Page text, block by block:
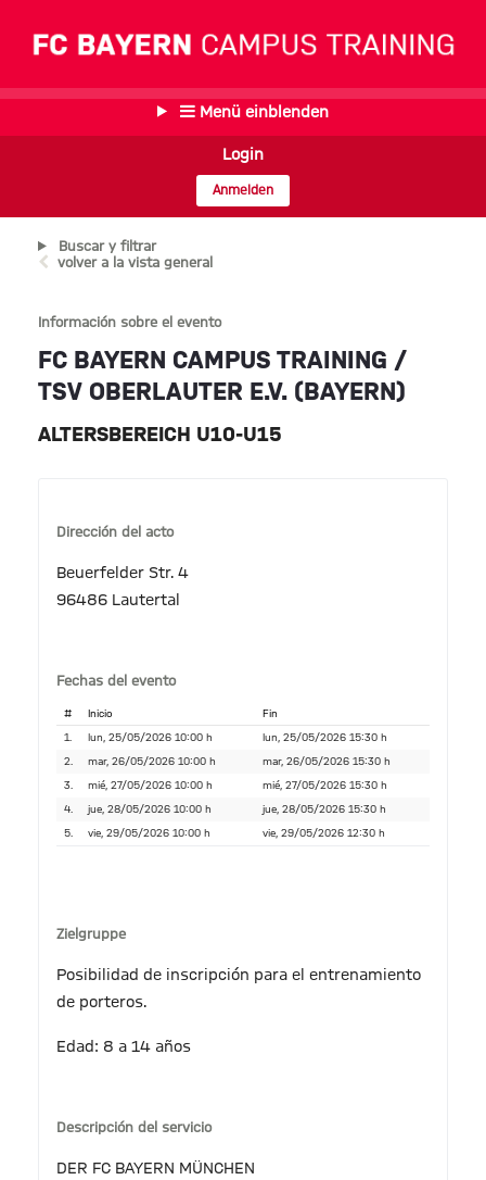
Menü einblenden
Login
Anmelden
Buscar y filtrar
volver a la vista general
Información sobre el evento
FC BAYERN CAMPUS TRAINING /
TSV OBERLAUTER E.V. (BAYERN)
ALTERSBEREICH U10-U15
Dirección del acto
Beuerfelder Str. 4
96486 Lautertal
Fechas del evento
# Inicio Fin
1. lun, 25/05/2026 10:00 h lun, 25/05/2026 15:30 h
2. mar, 26/05/2026 10:00 h mar, 26/05/2026 15:30 h
3. mié, 27/05/2026 10:00 h mié, 27/05/2026 15:30 h
4. jue, 28/05/2026 10:00 h jue, 28/05/2026 15:30 h
5. vie, 29/05/2026 10:00 h vie, 29/05/2026 12:30 h
Zielgruppe
Posibilidad de inscripción para el entrenamiento
de porteros.
Edad: 8 a 14 años
Descripción del servicio
DER FC BAYERN MÜNCHEN